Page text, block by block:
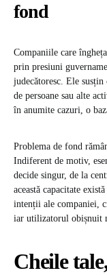
fond
Companiile care
prin presiuni
judecătoresc. Ele
de persoane sau alte
în anumite cazuri, o
Problema de fond
Indiferent de motiv,
decide singur, de la
această capacitate
intenții ale companiei,
iar utilizatorul obișnuit
Cheile